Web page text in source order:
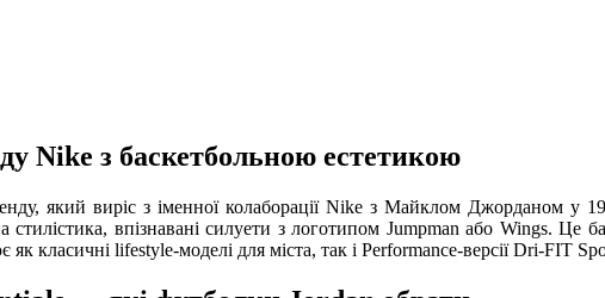
Nike з баскетбольною естетикою
який виріс з іменної колаборації Nike з Майклом Джорданом у
впізнавані силуети з логотипом Jumpman або Wings. Це
класичні lifestyle-моделі для міста, так і Performance-версії Dri-FIT